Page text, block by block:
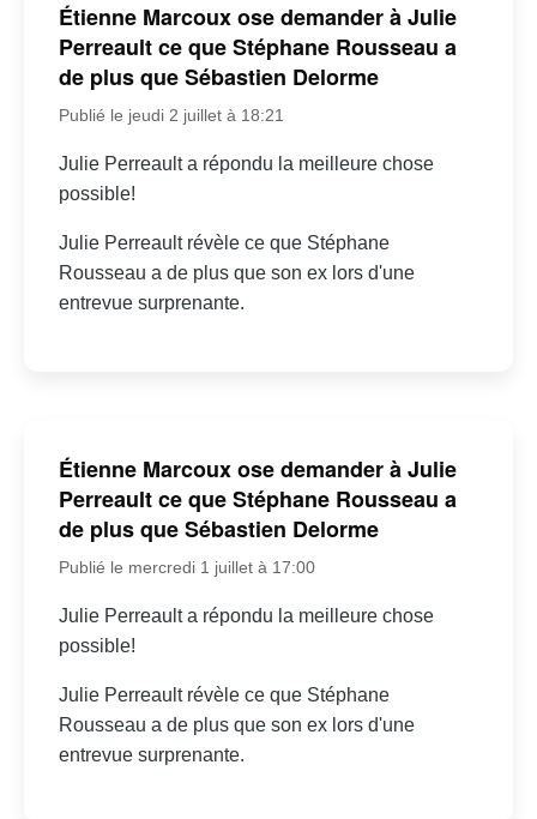
Étienne Marcoux ose demander à Julie
Perreault ce que Stéphane Rousseau a
de plus que Sébastien Delorme
Publié le jeudi 2 juillet à 18:21
Julie Perreault a répondu la meilleure chose
possible!
Julie Perreault révèle ce que Stéphane
Rousseau a de plus que son ex lors d'une
entrevue surprenante.
Étienne Marcoux ose demander à Julie
Perreault ce que Stéphane Rousseau a
de plus que Sébastien Delorme
Publié le mercredi 1 juillet à 17:00
Julie Perreault a répondu la meilleure chose
possible!
Julie Perreault révèle ce que Stéphane
Rousseau a de plus que son ex lors d'une
entrevue surprenante.